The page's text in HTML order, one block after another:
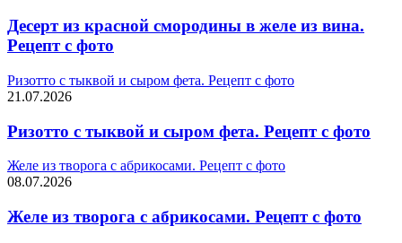
Десерт из красной смородины в желе из вина.
Рецепт с фото
Ризотто с тыквой и сыром фета. Рецепт с фото
21.07.2026
Ризотто с тыквой и сыром фета. Рецепт с фото
Желе из творога с абрикосами. Рецепт с фото
08.07.2026
Желе из творога с абрикосами. Рецепт с фото